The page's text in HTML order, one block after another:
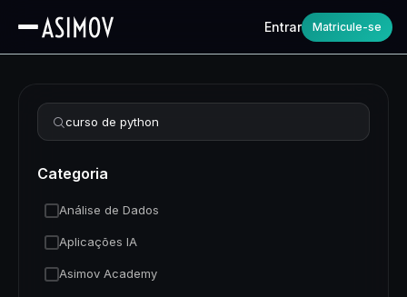
Entrar Matricule-se
Refinar busca
Categoria
Análise de Dados
Aplicações IA
Asimov Academy